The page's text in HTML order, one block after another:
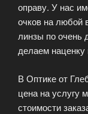
оправу. У нас
очков на любой
линзы по очень
делаем
В Оптике от
цена на услугу
стоимости